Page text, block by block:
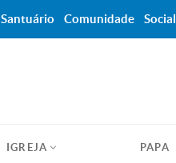
IGREJA PAPA
Santuário Comunidade Social